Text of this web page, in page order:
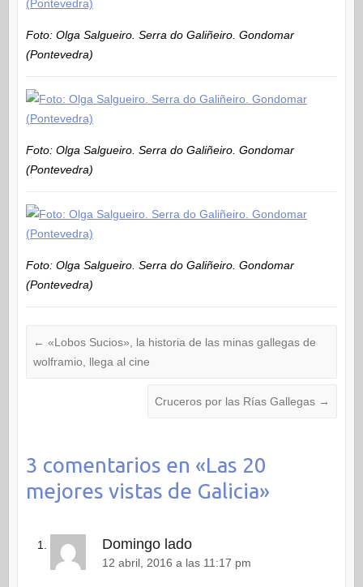
Foto: Olga Salgueiro. Serra do Galiñeiro. Gondomar
(Pontevedra)
Foto: Olga Salgueiro. Serra do Galiñeiro. Gondomar
(Pontevedra)
Foto: Olga Salgueiro. Serra do Galiñeiro. Gondomar
(Pontevedra)
← «Lobos Sucios», la historia de las minas gallegas de
wolframio, llega al cine
Cruceros por las Rías Gallegas →
3 comentarios en «Las 20
mejores vistas de Galicia»
Domingo lado
12 abril, 2016 a las 11:17 pm